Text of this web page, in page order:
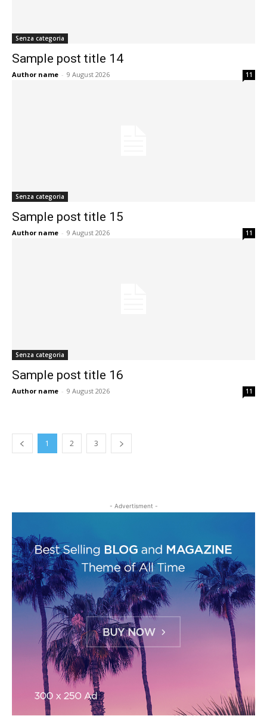
Senza categoria
Sample post title 14
Author name - 9 August 2026 11
Senza categoria
Sample post title 15
Author name - 9 August 2026 11
Senza categoria
Sample post title 16
Author name - 9 August 2026 11
1 2 3
- Advertisment -